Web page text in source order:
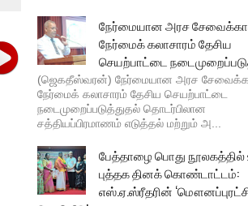
நேர்மையான அரச
நேர்மைக் கலாசாரம் தேசிய
செயற்பாட்டை
(ஜெகதீஸ்வரன்) நேர்மையான அரச
நேர்மைக் கலாசாரம் தேசிய செயற்பாட்டை
நடைமுறைப்படுத்துதல் தொடர்பிலான
சத்தியப்பிரமாணம் எடுத்தல் மற்றும் அ...
பேத்தாழை பொது நூலகத்தில்
புத்தக தினக் கொண்டாட்டம்:
எஸ்.ஏ.ஸ்ரீதரின்